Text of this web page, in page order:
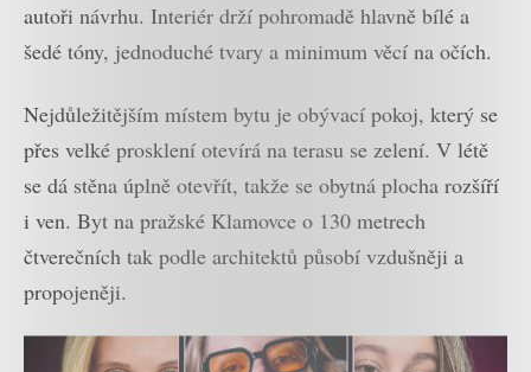
autoři návrhu. Interiér drží pohromadě hlavně bílé a
šedé tóny, jednoduché tvary a minimum věcí na očích.
Nejdůležitějším místem bytu je obývací pokoj, který se
přes velké prosklení otevírá na terasu se zelení. V létě
se dá stěna úplně otevřít, takže se obytná plocha rozšíří
i ven. Byt na pražské Klamovce o 130 metrech
čtverečních tak podle architektů působí vzdušněji a
propojeněji.